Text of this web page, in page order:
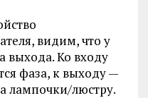
видим, что у
выхода. Ко входу
фаза, к выходу —
лампочки/люстру.